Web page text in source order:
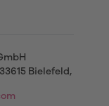
Bielefeld,